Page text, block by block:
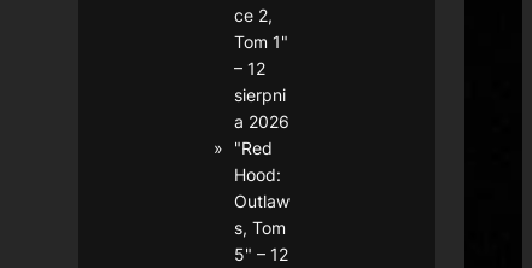
ce 2,
Tom 1"
– 12
sierpni
a 2026
"Red
Hood:
Outlaw
s, Tom
5" – 12